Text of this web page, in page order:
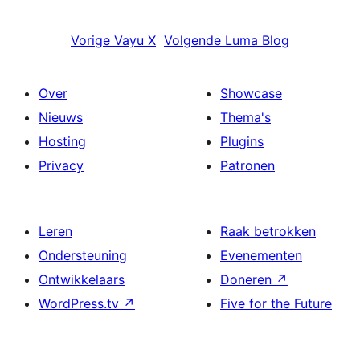
Vorige Vayu X Volgende Luma Blog
Over
Nieuws
Hosting
Privacy
Showcase
Thema's
Plugins
Patronen
Leren
Ondersteuning
Ontwikkelaars
WordPress.tv ↗
Raak betrokken
Evenementen
Doneren ↗
Five for the Future